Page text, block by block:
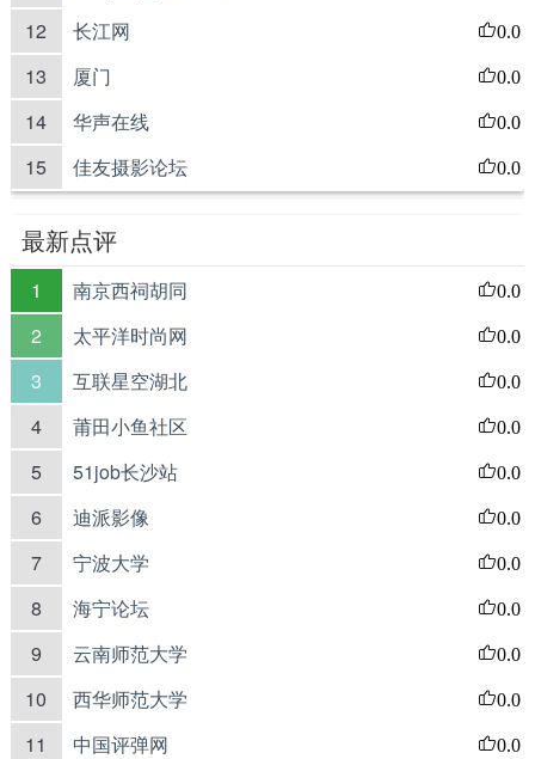
12 长江网 0.0
13 厦门 0.0
14 华声在线 0.0
15 佳友摄影论坛 0.0
最新点评
1 南京西祠胡同 0.0
2 太平洋时尚网 0.0
3 互联星空湖北 0.0
4 莆田小鱼社区 0.0
5 51job长沙站 0.0
6 迪派影像 0.0
7 宁波大学 0.0
8 海宁论坛 0.0
9 云南师范大学 0.0
10 西华师范大学 0.0
11 中国评弹网 0.0